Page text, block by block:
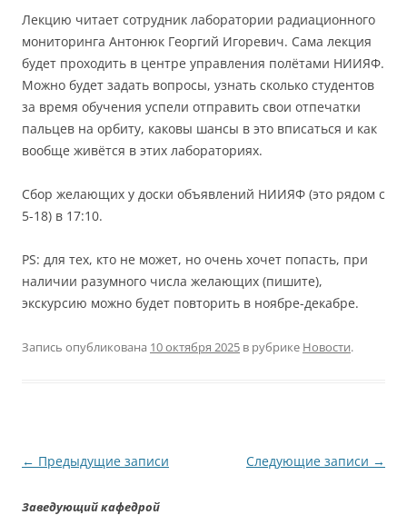
Лекцию читает сотрудник лаборатории радиационного
мониторинга Антонюк Георгий Игоревич. Сама лекция
будет проходить в центре управления полётами НИИЯФ.
Можно будет задать вопросы, узнать сколько студентов
за время обучения успели отправить свои отпечатки
пальцев на орбиту, каковы шансы в это вписаться и как
вообще живётся в этих лабораториях.
Сбор желающих у доски объявлений НИИЯФ (это рядом с
5-18) в 17:10.
PS: для тех, кто не может, но очень хочет попасть, при
наличии разумного числа желающих (пишите),
экскурсию можно будет повторить в ноябре-декабре.
Запись опубликована 10 октября 2025 в рубрике Новости.
Навигация
← Предыдущие записи Следующие записи →
Заведующий кафедрой